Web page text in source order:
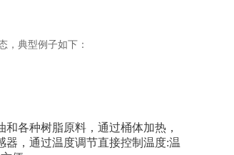
，典型例子如下：
各种树脂原料，通过桶体加热，
，通过温度调节直接控制温度:温